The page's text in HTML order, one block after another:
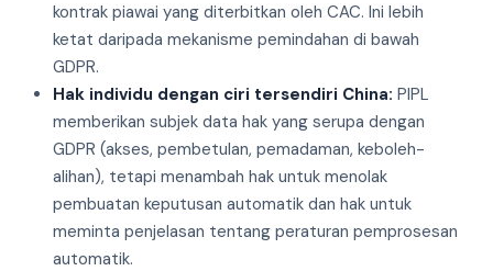
kontrak piawai yang diterbitkan oleh CAC. Ini lebih
ketat daripada mekanisme pemindahan di bawah
GDPR.
Hak individu dengan ciri tersendiri China: PIPL
memberikan subjek data hak yang serupa dengan
GDPR (akses, pembetulan, pemadaman, keboleh-
alihan), tetapi menambah hak untuk menolak
pembuatan keputusan automatik dan hak untuk
meminta penjelasan tentang peraturan pemprosesan
automatik.